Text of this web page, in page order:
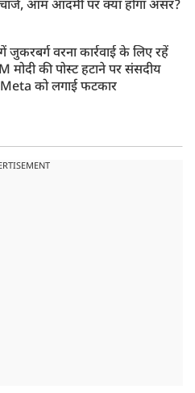
आम आदमी पर क्या होगा असर?
जुकरबर्ग वरना कार्रवाई के लिए रहें
मोदी की पोस्ट हटाने पर संसदीय
को लगाई फटकार